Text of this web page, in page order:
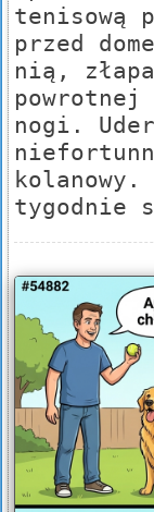
tenisową
przed
nią,
powrotnej
nogi.
tygodnie